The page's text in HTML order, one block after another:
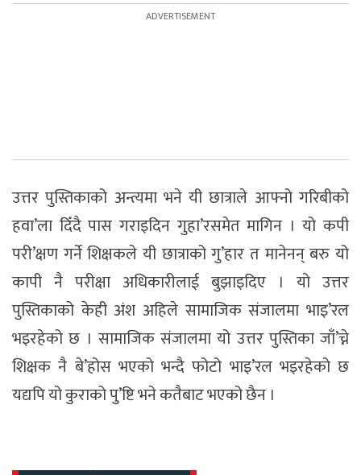
उत्तर पुस्तिकाको अन्त्यमा भने यी छात्राले आफ्नो गरिबीको
हवा’ला दिँदै पास गराइदिन गुहा’रसमेत मागिन । यो कपी
परी’क्षण गर्ने शिक्षकले यी छात्राको गु’हार त मानेनन् बरु यो
कापी नै परीक्षा अधिकारीलाई बुझाइदिए । यो उत्तर
पुस्तिकाको केही अंश अहिले सामाजिक संजालमा भाइ’रल
भइरहेको छ । सामाजिक संजालमा यो उत्तर पुस्तिका जाँ’च्ने
शिक्षक नै बे’होस भएको भन्दै फोटो भाइ’रल भइरहेको छ
यद्यपि यो कुराको पु’ष्टि भने कतैबाट भएको छैन ।